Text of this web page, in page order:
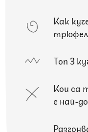
Как
Топ 3
Кои са
е най-